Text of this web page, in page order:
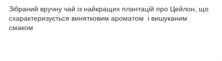
Зібраний вручну чай із найкращих плантацій про Цейлон, що
схарактеризується винятковим ароматом і вишуканим
смаком